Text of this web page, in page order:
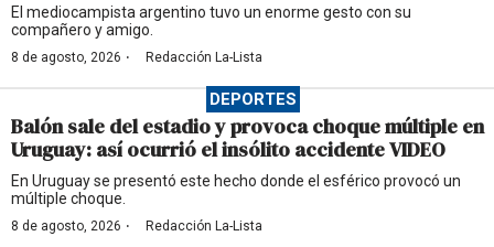
El mediocampista argentino tuvo un enorme gesto con su
compañero y amigo.
8 de agosto, 2026 · Redacción La-Lista
DEPORTES
Balón sale del estadio y provoca choque múltiple en
Uruguay: así ocurrió el insólito accidente VIDEO
En Uruguay se presentó este hecho donde el esférico provocó un
múltiple choque.
8 de agosto, 2026 · Redacción La-Lista